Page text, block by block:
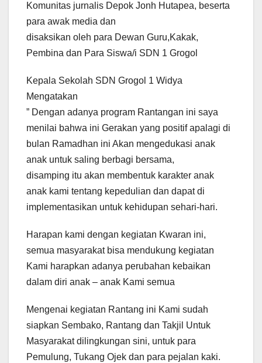
Komunitas jurnalis Depok Jonh Hutapea, beserta
para awak media dan
disaksikan oleh para Dewan Guru,Kakak,
Pembina dan Para Siswa/i SDN 1 Grogol
Kepala Sekolah SDN Grogol 1 Widya
Mengatakan
” Dengan adanya program Rantangan ini saya
menilai bahwa ini Gerakan yang positif apalagi di
bulan Ramadhan ini Akan mengedukasi anak
anak untuk saling berbagi bersama,
disamping itu akan membentuk karakter anak
anak kami tentang kepedulian dan dapat di
implementasikan untuk kehidupan sehari-hari.
Harapan kami dengan kegiatan Kwaran ini,
semua masyarakat bisa mendukung kegiatan
Kami harapkan adanya perubahan kebaikan
dalam diri anak – anak Kami semua
Mengenai kegiatan Rantang ini Kami sudah
siapkan Sembako, Rantang dan Takjil Untuk
Masyarakat dilingkungan sini, untuk para
Pemulung, Tukang Ojek dan para pejalan kaki.